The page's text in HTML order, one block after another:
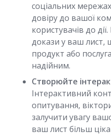
соціальних
довіру до вашої
користувачів до
докази у ваш
продукт або
надійним.
Створюйте
Інтерактивний
опитування,
залучити увагу
ваш лист більш